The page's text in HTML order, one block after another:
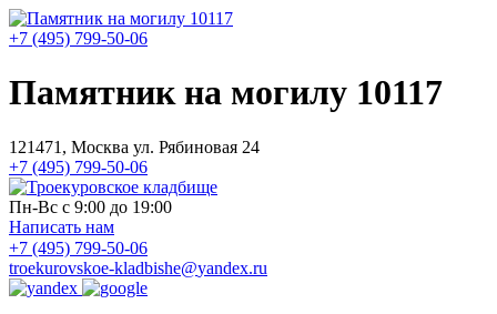
+7 (495) 799-50-06
Памятник на могилу 10117
121471, Москва ул. Рябиновая 24
+7 (495) 799-50-06
Пн-Вс с 9:00 до 19:00
Написать нам
+7 (495) 799-50-06
troekurovskoe-kladbishe@yandex.ru